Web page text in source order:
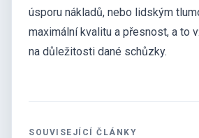
úsporu nákladů, nebo lidským
maximální kvalitu a přesnost, a to
na důležitosti dané schůzky.
SOUVISEJÍCÍ ČLÁNKY